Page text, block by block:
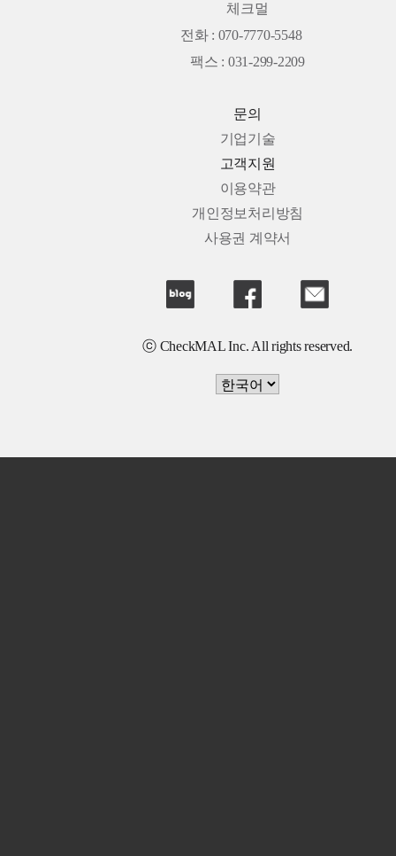
체크멀
전화 : 070-7770-5548
팩스 : 031-299-2209
문의
기업기술
고객지원
이용약관
개인정보처리방침
사용권 계약서
ⓒ CheckMAL Inc. All rights reserved.